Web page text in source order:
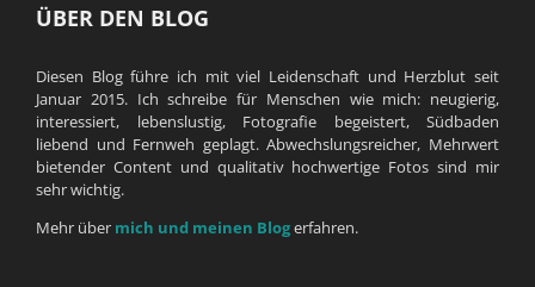
ÜBER DEN BLOG
Diesen Blog führe ich mit viel Leidenschaft und Herzblut seit
Januar 2015. Ich schreibe für Menschen wie mich: neugierig,
interessiert, lebenslustig, Fotografie begeistert, Südbaden
liebend und Fernweh geplagt. Abwechslungsreicher, Mehrwert
bietender Content und qualitativ hochwertige Fotos sind mir
sehr wichtig.
Mehr über mich und meinen Blogerfahren.